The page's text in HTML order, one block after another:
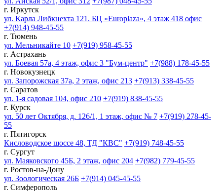
г. Иркутск
ул. Карла Либкнехта 121. БЦ «Europlaza», 4 этаж 418 офис
+7(914) 948-45-55
г. Тюмень
ул. Мельникайте 10 +7(919) 958-45-55
г. Астрахань
ул. Боевая 57а, 4 этаж, офис 3 "Бум-центр" +7(988) 178-45-55
г. Новокузнецк
ул. Запорожская 37а, 2 этаж, офис 213 +7(913) 338-45-55
г. Саратов
ул. 1-я садовая 104, офис 210 +7(919) 838-45-55
г. Курск
ул. 50 лет Октября, д. 126/1, 1 этаж, офис № 7 +7(919) 278-45-
55
г. Пятигорск
Кисловодское шоссе 48, ТД "КВС" +7(919) 748-45-55
г. Сургут
ул. Маяковского 45Б, 2 этаж, офис 204 +7(982) 779-45-55
г. Ростов-на-Дону
ул. Зоологическая 26Б +7(914) 045-45-55
г. Симферополь